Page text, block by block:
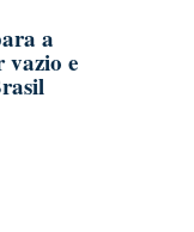
a
vazio e